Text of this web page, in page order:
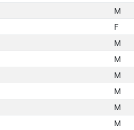
M
F
M
M
M
M
M
M